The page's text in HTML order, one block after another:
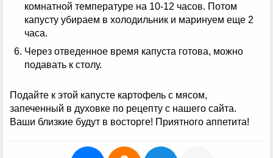
комнатной температуре на 10-12 часов. Потом
капусту убираем в холодильник и маринуем еще 2
часа.
Через отведенное время капуста готова, можно
подавать к столу.
Подайте к этой капусте картофель с мясом,
запеченный в духовке по рецепту с нашего сайта.
Ваши близкие будут в восторге! Приятного аппетита!